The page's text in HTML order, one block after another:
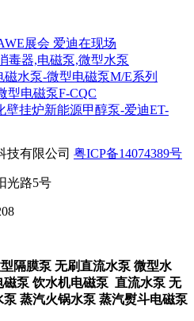
展会 爱迪在现场
毒器,电磁泵,微型水泵
磁水泵-微型电磁泵M/E系列
型电磁泵F-CQC
壁挂炉新能源甲醇泵-爱迪ET-
技有限公司 粤ICP备14074389号
光路5号
隔膜泵 无刷直流水泵 微型水
泵 饮水机电磁泵 直流水泵 无
蒸汽火锅水泵 蒸汽熨斗电磁泵